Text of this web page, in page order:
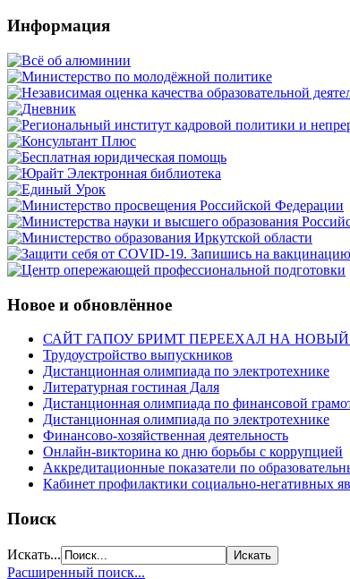
Информация
Новое и обновлённое
САЙТ ГАПОУ БРИМТ ПЕРЕЕХАЛ НА НОВЫЙ
Трудоустройство выпускников
Дистанционная олимпиада по электротехнике
Литературная гостиная Даля
Дистанционная олимпиада по финансовой
Дистанционная олимпиада по электротехнике
Финансово-хозяйственная деятельность
Онлайн-викторина ко дню борьбы с коррупцией
Аккредитационные показатели по
Кабинет профилактики социально-негативных
Поиск
Искать...
Расширенный поиск...